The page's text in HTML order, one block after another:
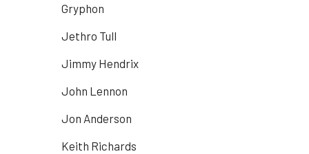
Gryphon
Jethro Tull
Jimmy Hendrix
John Lennon
Jon Anderson
Keith Richards